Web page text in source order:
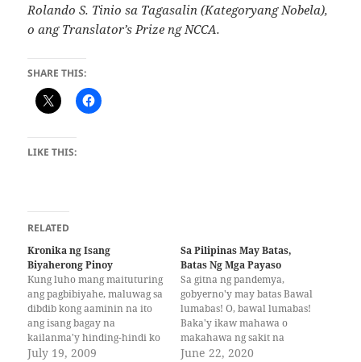
Rolando S. Tinio sa Tagasalin (Kategoryang Nobela),
o ang Translator’s Prize ng NCCA.
SHARE THIS:
LIKE THIS:
RELATED
Kronika ng Isang
Biyaherong Pinoy
Kung luho mang maituturing
ang pagbibiyahe, maluwag sa
dibdib kong aaminin na ito
ang isang bagay na
kailanma'y hinding-hindi ko
maaaring ipagkakait sa aking
July 19, 2009
Sa Pilipinas May Batas,
Batas Ng Mga Payaso
Sa gitna ng pandemya,
gobyerno'y may batas Bawal
lumabas! O, bawal lumabas!
Baka'y ikaw mahawa o
makahawa ng sakit na
korona Kung ika'y mahirap
June 22, 2020